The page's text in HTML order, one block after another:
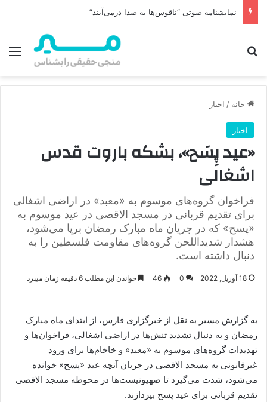
نمایشنامه صوتی “ناقوس‌ها به صدا در‌می‌آیند”
خانه / اخبار
اخبار
«عید پِسَح»، بشکه باروت قدس
اشغالی
فراخوان گروه‌های موسوم به «معبد» در اراضی اشغالی
برای تقدیم قربانی در مسجد الاقصی در عید موسوم به
«پسح» که در جریان ماه مبارک رمضان برپا می‌شود،
هشدار شدیداللحن گروه‌های مقاومت فلسطین را به
دنبال داشته است.
18 آوریل, 2022 0
46 خواندن این مطلب 6 دقیقه زمان میبرد
به گزارش مسیر به نقل از خبرگزاری فارس، از ابتدای ماه مبارک
رمضان و به دنبال تشدید تنش‌ها در اراضی اشغالی، فراخوان‌ها و
تهدیدات گروه‌های موسوم به «معبد» و خاخام‌ها برای ورود
غیرقانونی به مسجد الاقصی در جریان آنچه عید «پسح» خوانده
می‌شود، شدت می‌گیرد تا صهیونیست‌ها در محوطه مسجد الاقصی
تقدیم قربانی برای عید پسح بپردازند.